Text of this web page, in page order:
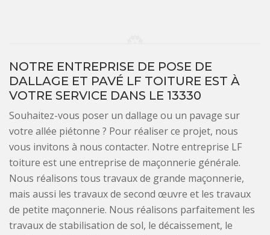
NOTRE ENTREPRISE DE POSE DE
DALLAGE ET PAVÉ LF TOITURE EST À
VOTRE SERVICE DANS LE 13330
Souhaitez-vous poser un dallage ou un pavage sur
votre allée piétonne ? Pour réaliser ce projet, nous
vous invitons à nous contacter. Notre entreprise LF
toiture est une entreprise de maçonnerie générale.
Nous réalisons tous travaux de grande maçonnerie,
mais aussi les travaux de second œuvre et les travaux
de petite maçonnerie. Nous réalisons parfaitement les
travaux de stabilisation de sol, le décaissement, le